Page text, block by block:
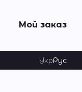
Мой заказ
УкрРус